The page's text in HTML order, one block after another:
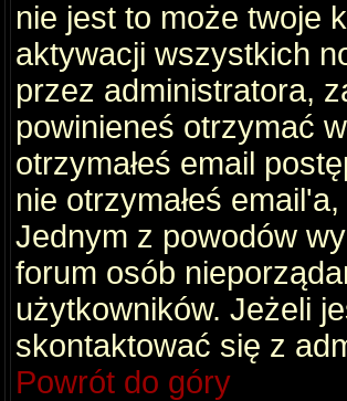
nie jest to może twoje
aktywacji wszystkich
przez administratora,
powinieneś otrzymać
otrzymałeś email
nie otrzymałeś
Jednym z powodów
forum osób
użytkowników. Jeżeli
skontaktować się z
Powrót do góry